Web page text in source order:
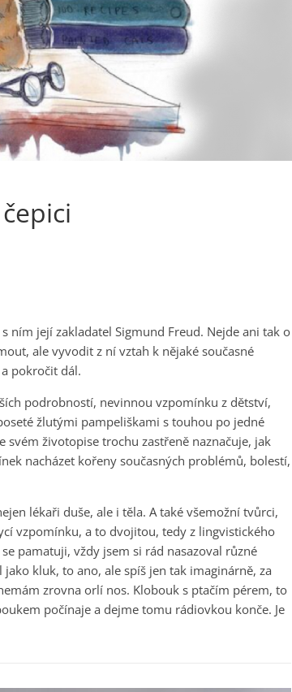
ním její zakladatel Sigmund Freud. Nejde ani tak o
ale vyvodit z ní vztah k nějaké současné
pokročit dál.
podrobností, nevinnou vzpomínku z dětství,
žlutými pampeliškami s touhou po jedné
svém životopise trochu zastřeně naznačuje, jak
nacházet kořeny současných problémů, bolestí,
lékaři duše, ale i těla. A také všemožní tvůrci,
vzpomínku, a to dvojitou, tedy z lingvistického
pamatuji, vždy jsem si rád nasazoval různé
kluk, to ano, ale spíš jen tak imaginárně, za
zrovna orlí nos. Klobouk s ptačím pérem, to
počínaje a dejme tomu rádiovkou konče. Je